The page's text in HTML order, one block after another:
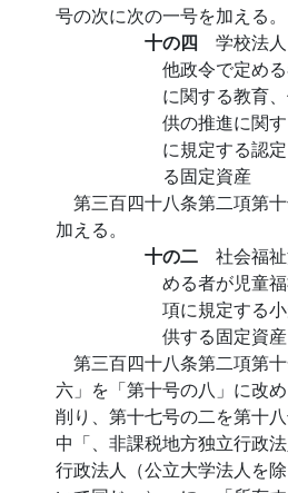
号の次に次の一号を加える。
十の四 学校法
他政令で定め
に関する教育
供の推進に関
に規定する認
る固定資産
第三百四十八条第二項第
加える。
十の二 社会福
める者が児童
項に規定する
供する固定資産
第三百四十八条第二項第
六」を「第十号の八」に改
削り、第十七号の二を第十
中「、非課税地方独立行政
行政法人（公立大学法人を